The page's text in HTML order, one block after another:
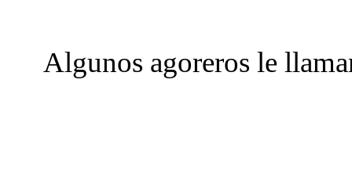
Algunos agoreros le